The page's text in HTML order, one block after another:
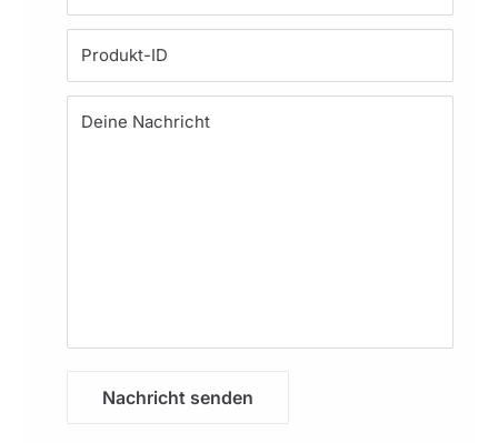
Produkt-ID
Deine Nachricht
Nachricht senden